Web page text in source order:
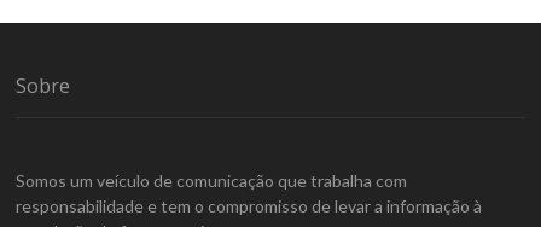
Sobre
Somos um veículo de comunicação que trabalha com
responsabilidade e tem o compromisso de levar a informação à